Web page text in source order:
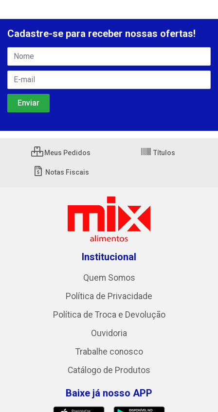
Cadastre-se para receber nossas ofertas!
Meus Pedidos Títulos
Notas Fiscais
Institucional
Quem Somos
Política de Privacidade
Política de Troca e Devolução
Ouvidoria
Trabalhe conosco
Catálogo de Produtos
Baixe já nosso APP